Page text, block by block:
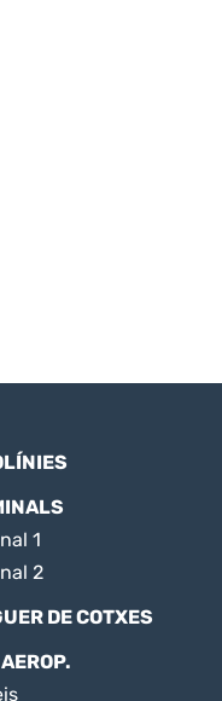
1
2
DE COTXES